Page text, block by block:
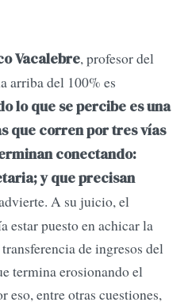
Vacalebre, profesor del
arriba del 100% es
lo que se percibe es una
que corren por tres vías
conectando:
y que precisan
A su juicio, el
estar puesto en achicar la
de ingresos del
termina erosionando el
eso, entre otras cuestiones,